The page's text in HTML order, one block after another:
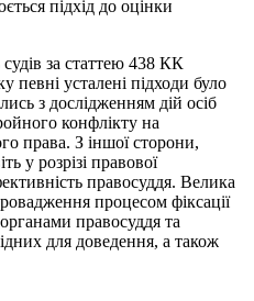
підхід до оцінки
за статтею 438 КК
певні усталені підходи було
з дослідженням дій осіб
конфлікту на
права. З іншої сторони,
у розрізі правової
правосуддя. Велика
процесом фіксації
правосуддя та
для доведення, а також